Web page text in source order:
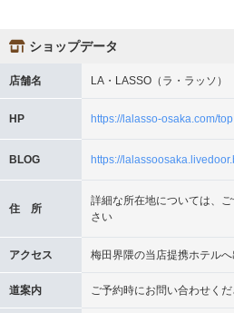
ショップデータ
店舗名 LA・LASSO（ラ・ラッソ）
HP https://lalasso-osaka.com/top
BLOG https://
住 所
詳細な所在地については、
さい
アクセス 梅田界隈の当店提携ホテルへ
道案内 ご予約時にお問い合わせく